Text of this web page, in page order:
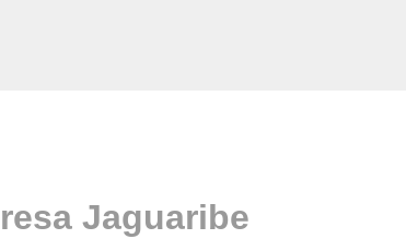
Jaguaribe